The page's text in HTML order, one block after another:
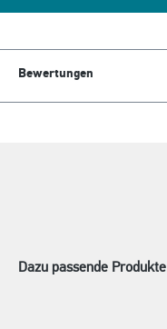
Bewertungen
Dazu passende Produkte